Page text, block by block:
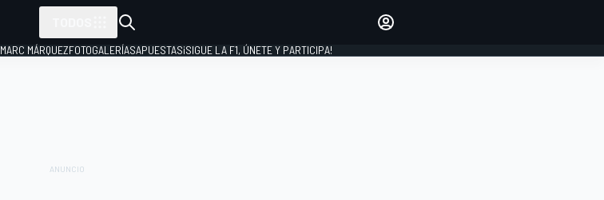
MARC MÁRQUEZFOTOGALERÍASAPUESTAS¡SIGUE LA F1, ÚNETE Y PARTICIPA!